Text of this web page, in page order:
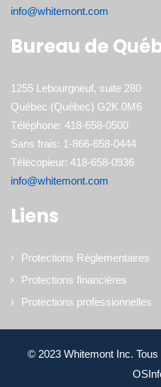
info@whitemont.com
Bureau de
1255 Lebourgneuf, suite 280
Québec (Québec) G2K 0M6
Téléphone: 418-658-0500
Sans frais: 1-866-658-0444
Télécopieur: 418-658-0936
info@whitemont.com
Liens
Protections Réglementaires
Protections financières
Protections professionnelles
© 2023 Whitemont Inc.